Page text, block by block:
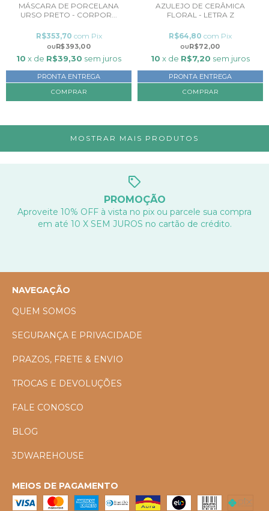
MÁSCARA DE PORCELANA
URSO PRETO - CORPOR...
R$393,00
R$353,70 com Pix
10 x de R$39,30 sem juros
PRONTA ENTREGA
AZULEJO DE CERÂMICA
FLORAL - LETRA Z
R$72,00
R$64,80 com Pix
10 x de R$7,20 sem juros
PRONTA ENTREGA
MOSTRAR MAIS PRODUTOS
PROMOÇÃO
Aproveite 10% OFF à vista no pix ou parcele sua compra
em até 10 X SEM JUROS no cartão de crédito.
NAVEGAÇÃO
QUEM SOMOS
SEGURANÇA E PRIVACIDADE
PRAZOS, FRETE & ENVIO
TROCAS E DEVOLUÇÕES
FALE CONOSCO
BLOG
3DWAREHOUSE
MEIOS DE PAGAMENTO